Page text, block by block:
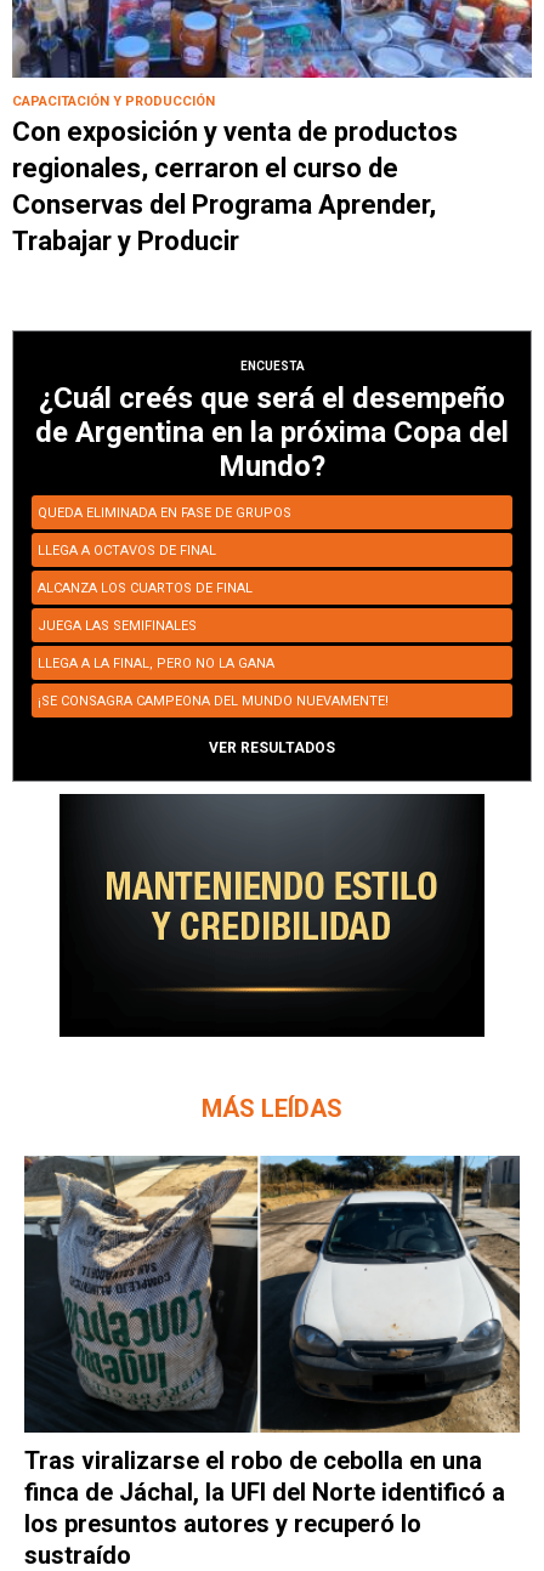
CAPACITACIÓN Y PRODUCCIÓN
Con exposición y venta de productos
regionales, cerraron el curso de
Conservas del Programa Aprender,
Trabajar y Producir
ENCUESTA
¿Cuál creés que será el desempeño
de Argentina en la próxima Copa del
Mundo?
QUEDA ELIMINADA EN FASE DE GRUPOS
LLEGA A OCTAVOS DE FINAL
ALCANZA LOS CUARTOS DE FINAL
JUEGA LAS SEMIFINALES
LLEGA A LA FINAL, PERO NO LA GANA
¡SE CONSAGRA CAMPEONA DEL MUNDO NUEVAMENTE!
VER RESULTADOS
MÁS LEÍDAS
Tras viralizarse el robo de cebolla en una
finca de Jáchal, la UFI del Norte identificó a
los presuntos autores y recuperó lo
sustraído